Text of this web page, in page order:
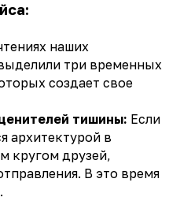
наших
три временных
создает свое
тишины: Если
архитектурой в
кругом друзей,
В это время